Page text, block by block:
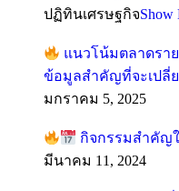
ปฏิทินเศรษฐกิจShow
แนวโน้มตลาดรา
ข้อมูลสำคัญที่จะเปลี่
มกราคม 5, 2025
กิจกรรมสำคัญ
มีนาคม 11, 2024